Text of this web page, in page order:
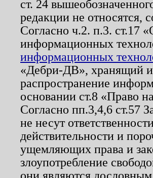
ст. 24
редакции не относятся,
Согласно ч.2. п.3. ст.17
информационных
информационных
«Дебри-ДВ», хранящий
распространение
основании ст.8 «Право
Согласно пп.3,4,6 ст.57
не несут
действительности и
ущемляющих права и
злоупотребление
они являются